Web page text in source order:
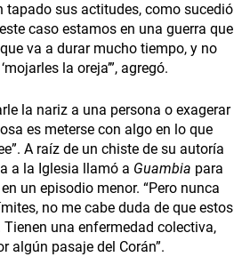
sus actitudes, como sucedió
caso estamos en una guerra que
va a durar mucho tiempo, y no
la oreja’”, agregó.
la nariz a una persona o exagerar
es meterse con algo en lo que
A raíz de un chiste de su autoría
a la Iglesia llamó a Guambia para
un episodio menor. “Pero nunca
no me cabe duda de que estos
una enfermedad colectiva,
algún pasaje del Corán”.